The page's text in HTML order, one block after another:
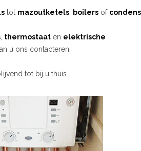
tot mazoutketels boilers of
thermostaat en elektrische
u ons contacteren.
tot bij u thuis.